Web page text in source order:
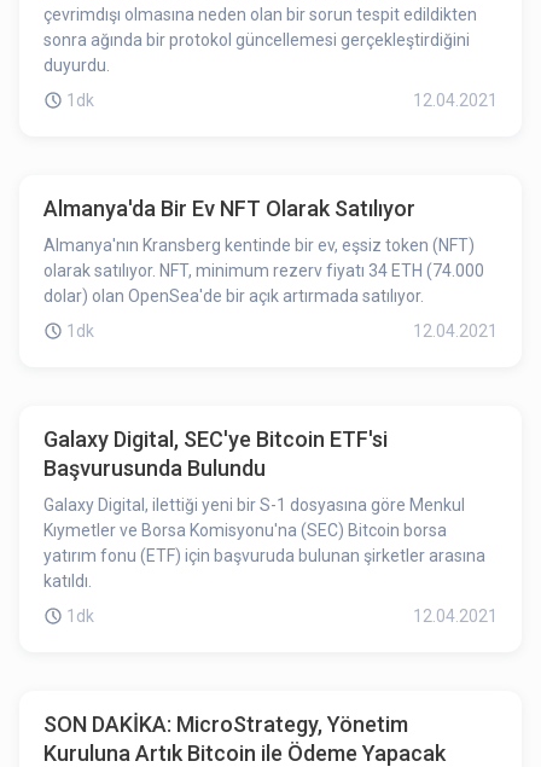
çevrimdışı olmasına neden olan bir sorun tespit edildikten
sonra ağında bir protokol güncellemesi gerçekleştirdiğini
duyurdu.
1dk
12.04.2021
Almanya'da Bir Ev NFT Olarak Satılıyor
Almanya'nın Kransberg kentinde bir ev, eşsiz token (NFT)
olarak satılıyor. NFT, minimum rezerv fiyatı 34 ETH (74.000
dolar) olan OpenSea'de bir açık artırmada satılıyor.
1dk
12.04.2021
Galaxy Digital, SEC'ye Bitcoin ETF'si
Başvurusunda Bulundu
Galaxy Digital, ilettiği yeni bir S-1 dosyasına göre Menkul
Kıymetler ve Borsa Komisyonu'na (SEC) Bitcoin borsa
yatırım fonu (ETF) için başvuruda bulunan şirketler arasına
katıldı.
1dk
12.04.2021
SON DAKİKA: MicroStrategy, Yönetim
Kuruluna Artık Bitcoin ile Ödeme Yapacak